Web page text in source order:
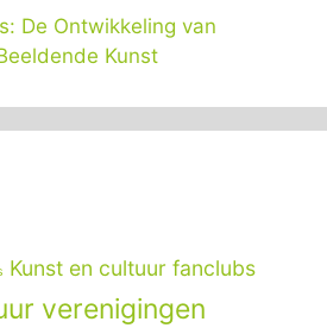
De Ontwikkeling van
Kunst
Kunst en cultuur fanclubs
verenigingen